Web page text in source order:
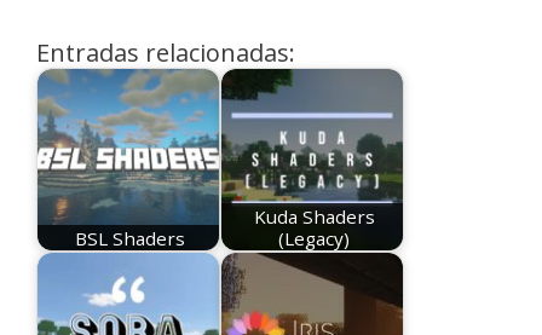
Entradas relacionadas:
BSL Shaders
Kuda Shaders
(Legacy)